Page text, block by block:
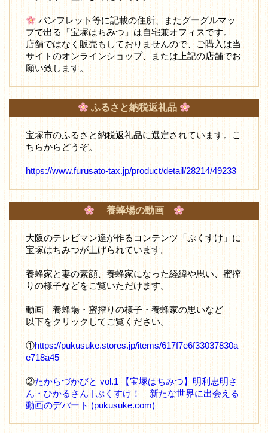
パンフレット等に記載の住所、またグーグルマッ
プで出る「宝塚はちみつ」は自宅兼オフィスです。
店舗ではなく販売もしておりませんので、ご購入は当
サイトのオンラインショップ、または上記の店舗でお
願い致します。
ふるさと納税返礼品
宝塚市のふるさと納税返礼品に選定されています。こ
ちらからどうぞ。
https://www.furusato-tax.jp/product/detail/28214/49233
養蜂場の動画
大阪のテレビマン達が作るコンテンツ「ぷくすけ」に
宝塚はちみつが上げられています。
養蜂家と妻の素顔、養蜂家になった経緯や思い、蜜搾
りの様子などをご覧いただけます。
動画 養蜂場・蜜搾りの様子・養蜂家の思いなど
以下をクリックしてご覧ください。
①https://pukusuke.stores.jp/items/617f7e6f33037830a
e718a45
②たからづかびと vol.1 【宝塚はちみつ】明利忠明さ
ん・ひかるさん | ぷくすけ！｜新たな世界に出会える
動画のデパート (pukusuke.com)